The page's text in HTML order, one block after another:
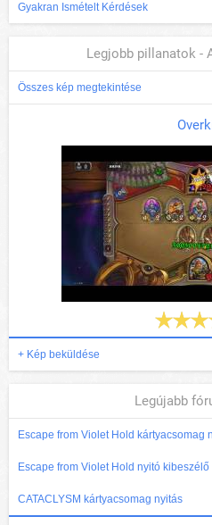
Gyakran Ismételt Kérdések
Legjobb pillanatok -
Összes kép megtekintése
+ Kép beküldése
Legújabb
Escape from Violet Hold kártyacsomag
Escape from Violet Hold nyitó kibeszélő
CATACLYSM kártyacsomag nyitás